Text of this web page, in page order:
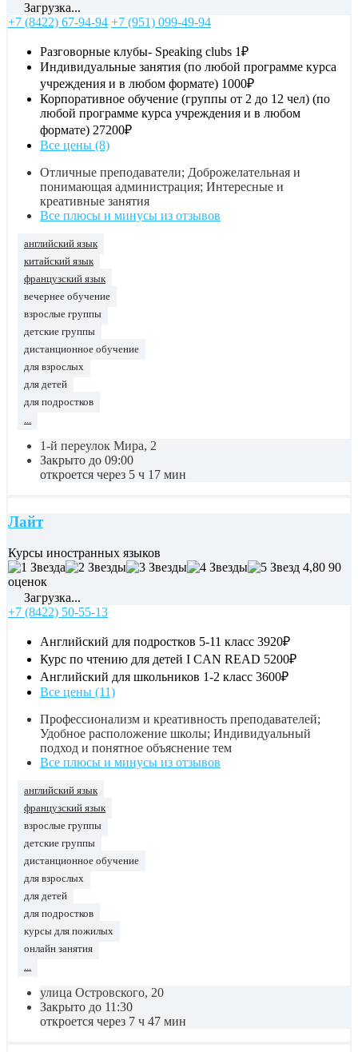
Загрузка...
+7 (8422) 67-94-94 +7 (951) 099-49-94
Разговорные клубы- Speaking clubs 1₽
Индивидуальные занятия (по любой программе курса
учреждения и в любом формате) 1000₽
Корпоративное обучение (группы от 2 до 12 чел) (по
любой программе курса учреждения и в любом
формате) 27200₽
Все цены (8)
Отличные преподаватели; Доброжелательная и
понимающая администрация; Интересные и
креативные занятия
Все плюсы и минусы из отзывов
английский язык
китайский язык
французский язык
вечернее обучение
взрослые группы
детские группы
дистанционное обучение
для взрослых
для детей
для подростков
...
1-й переулок Мира, 2
Закрыто до 09:00
откроется через 5 ч 17 мин
Лайт
Курсы иностранных языков
4,80 90
оценок
Загрузка...
+7 (8422) 50-55-13
Английский для подростков 5-11 класс 3920₽
Курс по чтению для детей I CAN READ 5200₽
Английский для школьников 1-2 класс 3600₽
Все цены (11)
Профессионализм и креативность преподавателей;
Удобное расположение школы; Индивидуальный
подход и понятное объяснение тем
Все плюсы и минусы из отзывов
английский язык
французский язык
взрослые группы
детские группы
дистанционное обучение
для взрослых
для детей
для подростков
курсы для пожилых
онлайн занятия
...
улица Островского, 20
Закрыто до 11:30
откроется через 7 ч 47 мин